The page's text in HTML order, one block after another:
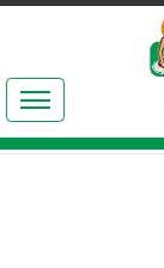
இலக்கியங்கள்
தமிழ் உலகம்